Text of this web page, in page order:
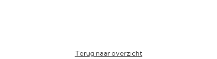
Terug naar overzicht